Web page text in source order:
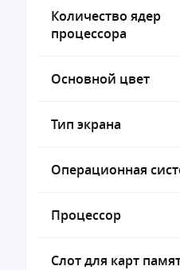
Количество ядер
процессора
Основной цвет
Тип экрана
Операционная
Процессор
Слот для карт